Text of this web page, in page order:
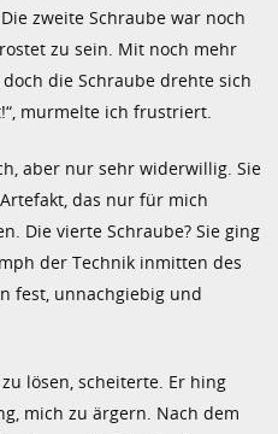
zweite Schraube war noch
zu sein. Mit noch mehr
die Schraube drehte sich
murmelte ich frustriert.
aber nur sehr widerwillig. Sie
das nur für mich
Die vierte Schraube? Sie ging
der Technik inmitten des
fest, unnachgiebig und
lösen, scheiterte. Er hing
mich zu ärgern. Nach dem